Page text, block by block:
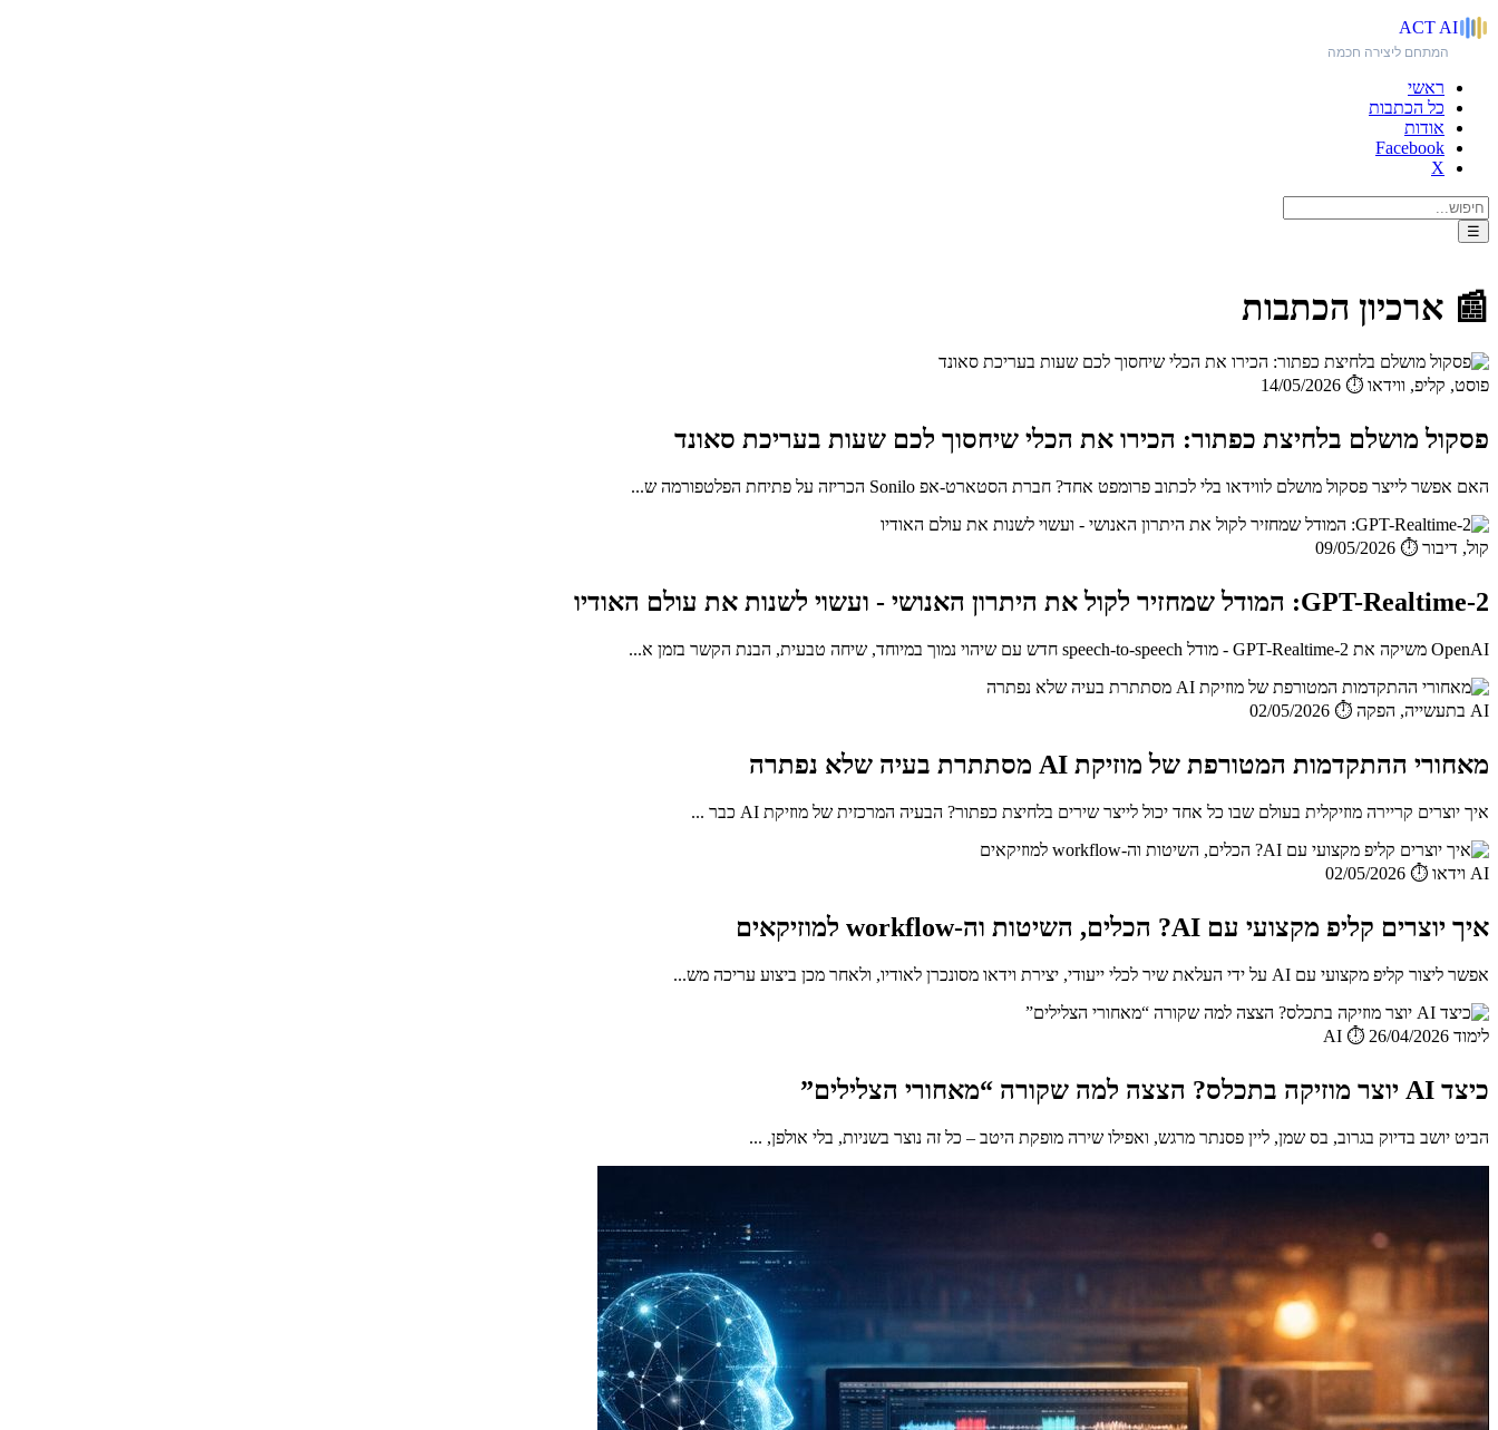
ACT AI
המתחם ליצירה חכמה
ראשי
כל הכתבות
אודות
Facebook
X
☰
📰 ארכיון הכתבות
פוסט, קליפ, ווידאו ⏱️ 14/05/2026
פסקול מושלם בלחיצת כפתור: הכירו את הכלי שיחסוך לכם שעות בעריכת סאונד
האם אפשר לייצר פסקול מושלם לווידאו בלי לכתוב פרומפט אחד? חברת הסטארט-אפ Sonilo הכריזה על פתיחת הפלטפורמה ש...
קול, דיבור ⏱️ 09/05/2026
GPT-Realtime-2: המודל שמחזיר לקול את היתרון האנושי - ועשוי לשנות את עולם האודיו
OpenAI משיקה את GPT-Realtime-2 - מודל speech-to-speech חדש עם שיהוי נמוך במיוחד, שיחה טבעית, הבנת הקשר בזמן א...
AI בתעשייה, הפקה ⏱️ 02/05/2026
מאחורי ההתקדמות המטורפת של מוזיקת AI מסתתרת בעיה שלא נפתרה
איך יוצרים קריירה מוזיקלית בעולם שבו כל אחד יכול לייצר שירים בלחיצת כפתור? הבעיה המרכזית של מוזיקת AI כבר ...
AI וידאו ⏱️ 02/05/2026
איך יוצרים קליפ מקצועי עם AI? הכלים, השיטות וה-workflow למוזיקאים
אפשר ליצור קליפ מקצועי עם AI על ידי העלאת שיר לכלי ייעודי, יצירת וידאו מסונכרן לאודיו, ולאחר מכן ביצוע עריכה מש...
לימוד AI ⏱️ 26/04/2026
כיצד AI יוצר מוזיקה בתכלס? הצצה למה שקורה “מאחורי הצלילים”
הביט יושב בדיוק בגרוב, בס שמן, ליין פסנתר מרגש, ואפילו שירה מופקת היטב – כל זה נוצר בשניות, בלי אולפן, ...